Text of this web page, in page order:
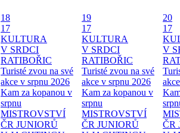
18
17
KULTURA
V SRDCI
RATIBOŘIC
Turisté zvou na své
akce v srpnu 2026
Kam za kopanou v
srpnu
MISTROVSTVÍ
ČR JUNIORŮ
19
17
KULTURA
V SRDCI
RATIBOŘIC
Turisté zvou na své
akce v srpnu 2026
Kam za kopanou v
srpnu
MISTROVSTVÍ
ČR JUNIORŮ
20
17
V
ČR